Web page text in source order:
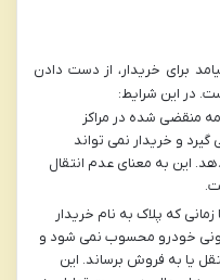
برای خریدار، از دست دادن
در این شرایط:
منقضی شده در مراکز
و خریدار نمی تواند
این به معنای عدم انتقال
زمانی که پلاک به نام خریدار
خودرو محسوب نمی شود و
یا به فروش برساند. این